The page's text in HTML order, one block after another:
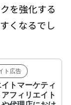
を強化する
くなるでし